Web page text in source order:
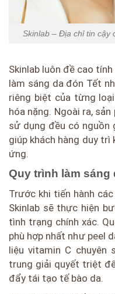
Skinlab – Địa chỉ tin cậy
Skinlab luôn đề cao
làm sáng da đón Tết
riêng biệt của từng
hóa nặng. Ngoài ra,
sử dụng đều có nguồn
giúp khách hàng duy trì
ứng.
Quy trình làm sáng
Trước khi tiến hành
Skinlab sẽ thực hiện
tình trạng chính xác.
phù hợp nhất như peel
liệu vitamin C chuyên
trung giải quyết triệt
đẩy tái tạo tế bào da.